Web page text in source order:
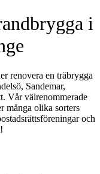
i
renovera en träbrygga
Sandemar,
Vår välrenommerade
många olika sorters
och